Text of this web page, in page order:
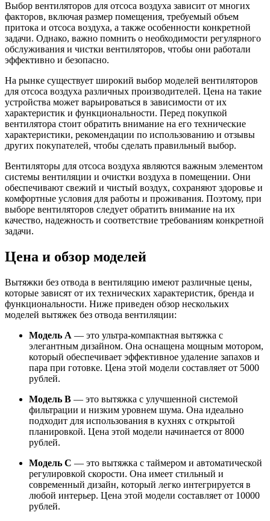
Выбор вентиляторов для отсоса воздуха зависит от многих
факторов, включая размер помещения, требуемый объем
притока и отсоса воздуха, а также особенности конкретной
задачи. Однако, важно помнить о необходимости регулярного
обслуживания и чистки вентиляторов, чтобы они работали
эффективно и безопасно.
На рынке существует широкий выбор моделей вентиляторов
для отсоса воздуха различных производителей. Цена на такие
устройства может варьироваться в зависимости от их
характеристик и функциональности. Перед покупкой
вентилятора стоит обратить внимание на его технические
характеристики, рекомендации по использованию и отзывы
других покупателей, чтобы сделать правильный выбор.
Вентиляторы для отсоса воздуха являются важным элементом
системы вентиляции и очистки воздуха в помещении. Они
обеспечивают свежий и чистый воздух, сохраняют здоровье и
комфортные условия для работы и проживания. Поэтому, при
выборе вентиляторов следует обратить внимание на их
качество, надежность и соответствие требованиям конкретной
задачи.
Цена и обзор моделей
Вытяжки без отвода в вентиляцию имеют различные цены,
которые зависят от их технических характеристик, бренда и
функциональности. Ниже приведен обзор нескольких
моделей вытяжек без отвода вентиляции:
Модель A — это ультра-компактная вытяжка с
элегантным дизайном. Она оснащена мощным мотором,
который обеспечивает эффективное удаление запахов и
пара при готовке. Цена этой модели составляет от 5000
рублей.
Модель B — это вытяжка с улучшенной системой
фильтрации и низким уровнем шума. Она идеально
подходит для использования в кухнях с открытой
планировкой. Цена этой модели начинается от 8000
рублей.
Модель C — это вытяжка с таймером и автоматической
регулировкой скорости. Она имеет стильный и
современный дизайн, который легко интегрируется в
любой интерьер. Цена этой модели составляет от 10000
рублей.